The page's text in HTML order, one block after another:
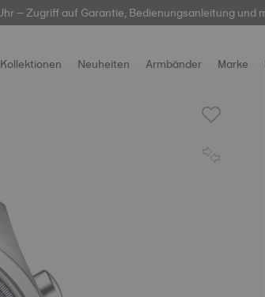
– Zugriff auf Garantie, Bedienungsanleitung und
Kollektionen Neuheiten Armbänder Marke